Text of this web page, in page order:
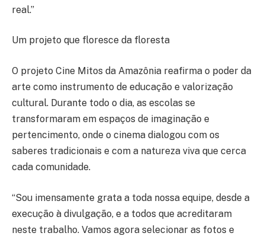
real.”
Um projeto que floresce da floresta
O projeto Cine Mitos da Amazônia reafirma o poder da
arte como instrumento de educação e valorização
cultural. Durante todo o dia, as escolas se
transformaram em espaços de imaginação e
pertencimento, onde o cinema dialogou com os
saberes tradicionais e com a natureza viva que cerca
cada comunidade.
“Sou imensamente grata a toda nossa equipe, desde a
execução à divulgação, e a todos que acreditaram
neste trabalho. Vamos agora selecionar as fotos e